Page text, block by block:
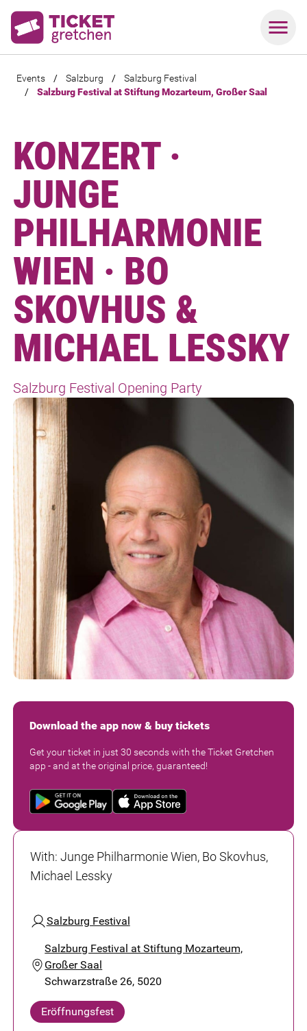
Events / Salzburg /
Salzburg Festival
/
Salzburg Festival at Stiftung Mozarteum, Großer Saal
KONZERT ·
JUNGE
PHILHARMONIE
WIEN · BO
SKOVHUS &
MICHAEL LESSKY
Salzburg Festival Opening Party
Download the app now & buy tickets
Get your ticket in just 30 seconds with the Ticket Gretchen
app - and at the original price, guaranteed!
With: Junge Philharmonie Wien, Bo Skovhus,
Michael Lessky
Salzburg Festival
Salzburg Festival at Stiftung Mozarteum,
Großer Saal
Schwarzstraße 26, 5020
Eröffnungsfest